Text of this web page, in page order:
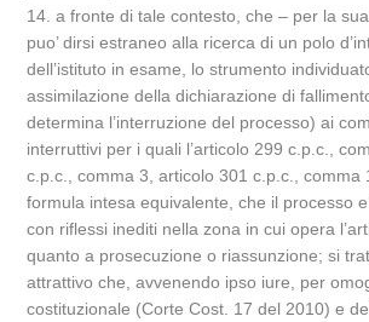
14. a fronte di tale contesto, che – per la
puo’ dirsi estraneo alla ricerca di un polo
dell’istituto in esame, lo strumento
assimilazione della dichiarazione di
determina l’interruzione del processo) ai
interruttivi per i quali l’articolo 299 c.p.c.,
c.p.c., comma 3, articolo 301 c.p.c., comma
formula intesa equivalente, che il processo
con riflessi inediti nella zona in cui opera
quanto a prosecuzione o riassunzione; si
attrattivo che, avvenendo ipso iure, per
costituzionale (Corte Cost. 17 del 2010) e